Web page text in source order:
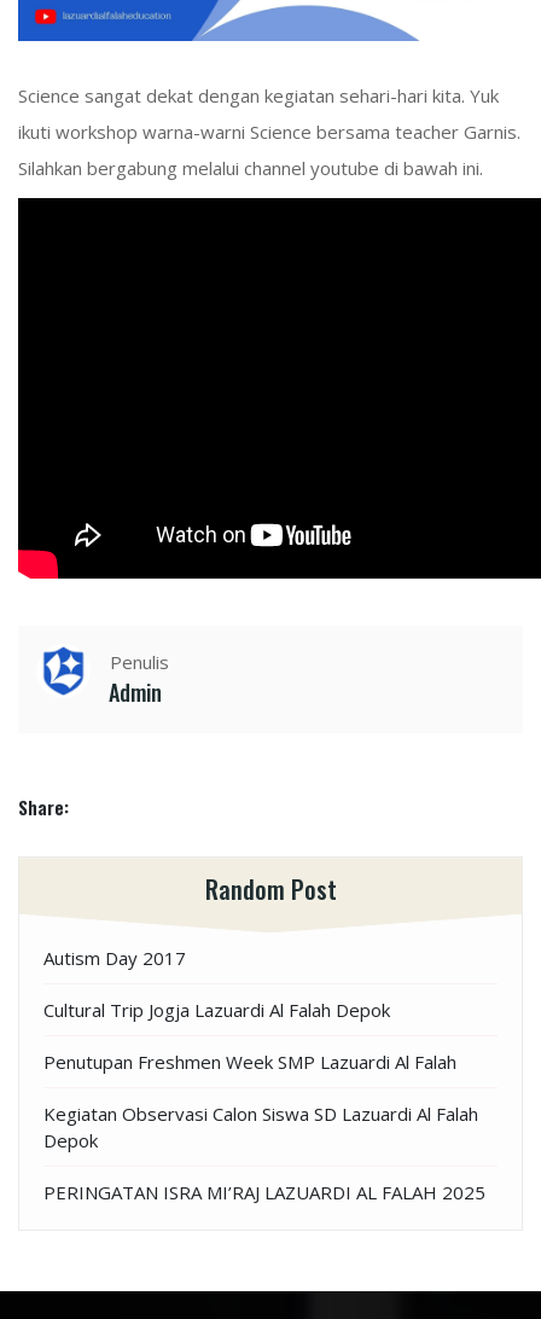
Science sangat dekat dengan kegiatan sehari-hari kita. Yuk
ikuti workshop warna-warni Science bersama teacher Garnis.
Silahkan bergabung melalui channel youtube di bawah ini.
Penulis
Admin
Share:
Random Post
Autism Day 2017
Cultural Trip Jogja Lazuardi Al Falah Depok
Penutupan Freshmen Week SMP Lazuardi Al Falah
Kegiatan Observasi Calon Siswa SD Lazuardi Al Falah
Depok
PERINGATAN ISRA MI’RAJ LAZUARDI AL FALAH 2025